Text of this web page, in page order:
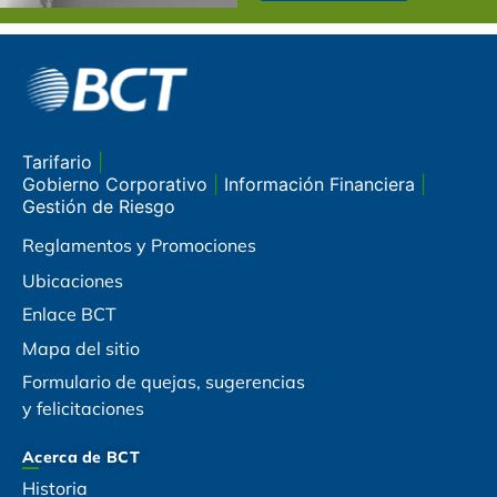
Tarifario
Gobierno Corporativo
Información Financiera
Gestión de Riesgo
Reglamentos y Promociones
Ubicaciones
Enlace BCT
Mapa del sitio
Formulario de quejas, sugerencias
y felicitaciones
Acerca de BCT
Historia